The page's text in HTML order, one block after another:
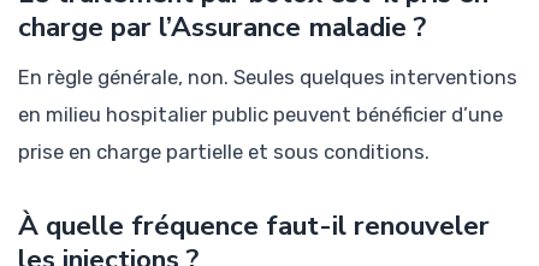
charge par l’Assurance maladie ?
En règle générale, non. Seules quelques interventions
en milieu hospitalier public peuvent bénéficier d’une
prise en charge partielle et sous conditions.
À quelle fréquence faut-il renouveler